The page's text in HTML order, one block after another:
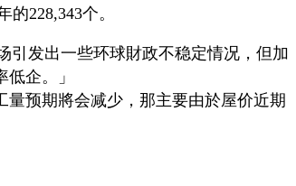
228,343个。
引发出一些环球財政不稳定情况，但加
企。」
预期將会减少，那主要由於屋价近期